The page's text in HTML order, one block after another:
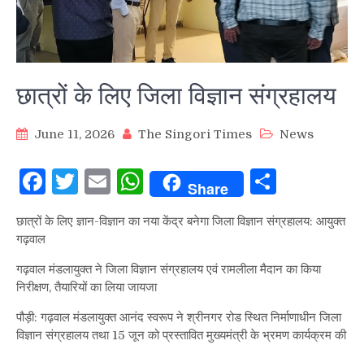
छात्रों के लिए जिला विज्ञान संग्रहालय
June 11, 2026 The Singori Times News
Facebook
Twitter
EmailWhatsApp
Share
छात्रों के लिए ज्ञान-विज्ञान का नया केंद्र बनेगा जिला विज्ञान संग्रहालय: आयुक्त
गढ़वाल
गढ़वाल मंडलायुक्त ने जिला विज्ञान संग्रहालय एवं रामलीला मैदान का किया
निरीक्षण, तैयारियों का लिया जायजा
पौड़ी: गढ़वाल मंडलायुक्त आनंद स्वरूप ने श्रीनगर रोड स्थित निर्माणाधीन जिला
विज्ञान संग्रहालय तथा 15 जून को प्रस्तावित मुख्यमंत्री के भ्रमण कार्यक्रम की